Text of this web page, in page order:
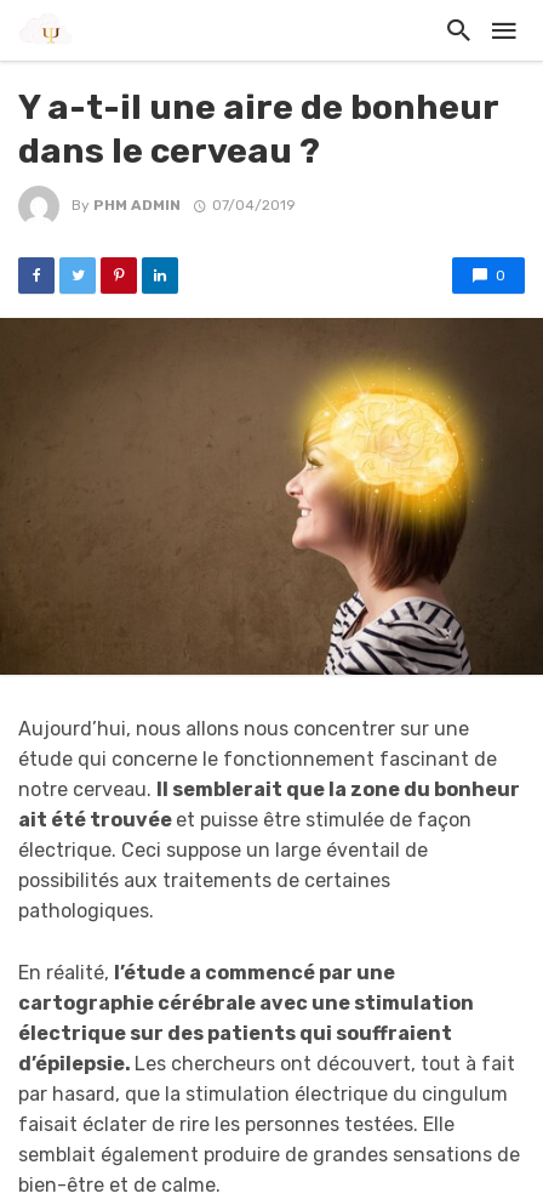
Y a-t-il une aire de bonheur
dans le cerveau ?
By PHM ADMIN 07/04/2019
0
Aujourd’hui, nous allons nous concentrer sur une
étude qui concerne le fonctionnement fascinant de
notre cerveau.
Il semblerait que la zone du bonheur
ait été trouvée et puisse être stimulée de façon
électrique. Ceci suppose un large éventail de
possibilités aux traitements de certaines
pathologiques.
En réalité, l’étude a commencé par une
cartographie cérébrale avec une stimulation
électrique sur des patients qui souffraient
d’épilepsie. Les chercheurs ont découvert, tout à fait
par hasard, que la stimulation électrique du cingulum
faisait éclater de rire les personnes testées. Elle
semblait également produire de grandes sensations de
bien-être et de calme.